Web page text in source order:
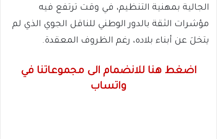
الجالية بمهنية التنظيم، في وقت ترتفع فيه
مؤشرات الثقة بالدور الوطني للناقل الجوي الذي لم
يتخلَ عن أبناء بلاده، رغم الظروف المعقدة.
اضغط هنا للانضمام الى مجموعاتنا في
واتساب